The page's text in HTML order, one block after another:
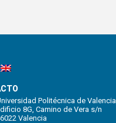
Politécnica de Valencia,
8G, Camino de Vera s/n
Valencia